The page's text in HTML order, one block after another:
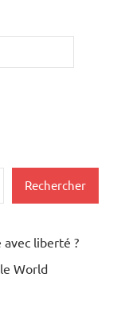
Rechercher
liberté ?
World